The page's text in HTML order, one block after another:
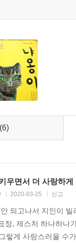
(6)
우면서 더 사랑하
2020-03-25 신고
되고나서 지인이
정, 제스처 하나하나
렇게 사랑스러울 수